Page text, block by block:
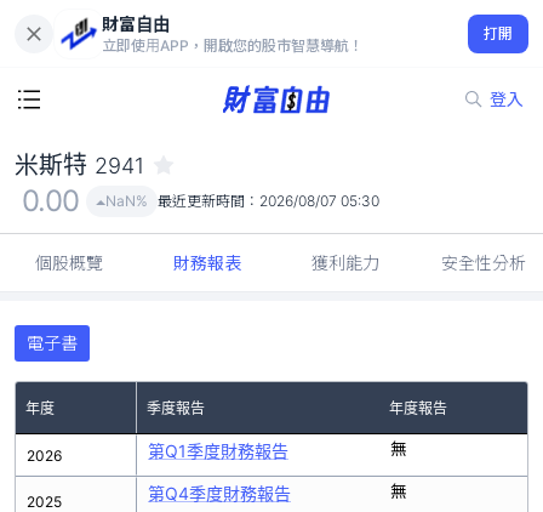
財富自由
立即使用APP，開啟您的股市智慧導航！
打開
登入
0.00
NaN%
米斯特 2941
0.00 NaN% 最近更新時間： 2026/08/07 05:30
個股概覽 財務報表 獲利能力 安全性分析
電子書
年度 季度報告 年度報告
2026
2025
第Q1季度財務報告 無
第Q4季度財務報告
無